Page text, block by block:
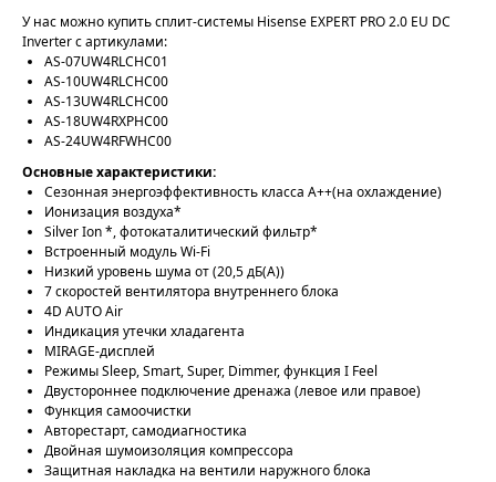
У нас можно купить сплит-системы Hisense EXPERT PRO 2.0 EU DC
Inverter с артикулами:
AS-07UW4RLCHC01
AS-10UW4RLCHC00
AS-13UW4RLCHC00
AS-18UW4RXPHC00
AS-24UW4RFWHC00
Основные характеристики:
Сезонная энергоэффективность класса А++(на охлаждение)
Ионизация воздуха*
Silver Ion *, фотокаталитический фильтр*
Встроенный модуль Wi-Fi
Низкий уровень шума от (20,5 дБ(А))
7 скоростей вентилятора внутреннего блока
4D AUTO Air
Индикация утечки хладагента
MIRAGE-дисплей
Режимы Sleep, Smart, Super, Dimmer, функция I Feel
Двустороннее подключение дренажа (левое или правое)
Функция самоочистки
Авторестарт, самодиагностика
Двойная шумоизоляция компрессора
Защитная накладка на вентили наружного блока